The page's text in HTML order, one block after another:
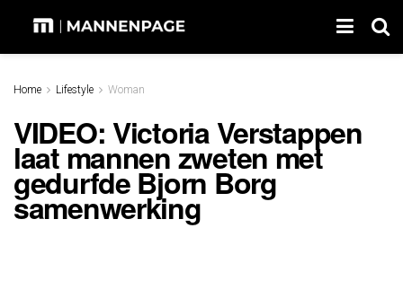
Home Lifestyle Woman
VIDEO: Victoria Verstappen
laat mannen zweten met
gedurfde Bjorn Borg
samenwerking